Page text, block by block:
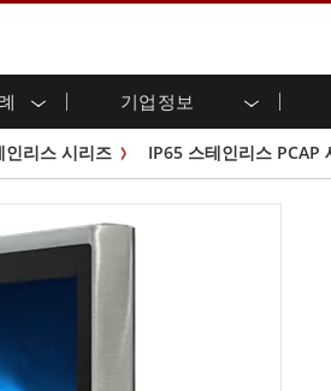
기업정보
디스플레이
(P-CAP)
임
스 시리
실외 디스플레이
G-WIN 시리즈 /
IP67
랙 마운트
산업
HMI(P-
산업용
산업
스테
G-
바 타
엣지
에너
식품
엣지 컴퓨팅
창
로보틱스 시스템
헬스
헤비
관계 시민
드 센터 고객
유
터 제품
채널
VR
인리스 시리즈 IP65 스테인리스 PCAP